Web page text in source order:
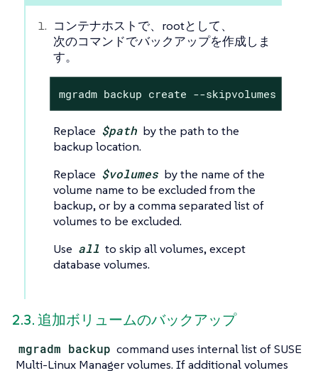
コンテナホストで、rootとして、
次のコマンドでバックアップを作成しま
す。
mgradm backup create --skipvolumes
Replace $path by the path to the
backup location.
Replace $volumes by the name of the
volume name to be excluded from the
backup, or by a comma separated list of
volumes to be excluded.
Use all to skip all volumes, except
database volumes.
2.3. 追加ボリュームのバックアップ
mgradm backup command uses internal list of SUSE
Multi-Linux Manager volumes. If additional volumes